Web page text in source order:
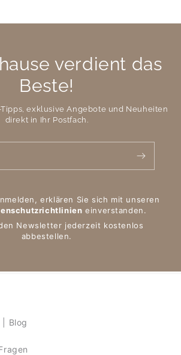
verdient das
Beste!
exklusive Angebote und Neuheiten
direkt in Ihr Postfach.
erklären Sie sich mit unseren
einverstanden.
Newsletter jederzeit kostenlos
abbestellen.
| Blog